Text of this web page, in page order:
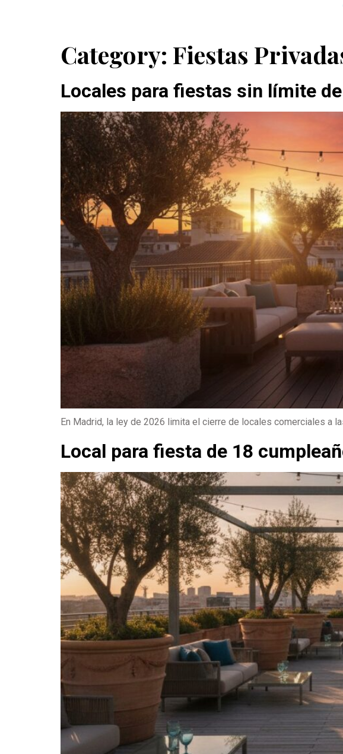
Category: Fiestas
Locales para fiestas sin límite
En Madrid, la ley de 2026 limita el cierre de locales comerciales a
Local para fiesta de 18